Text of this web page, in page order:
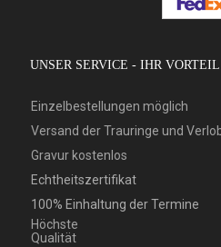
UNSER SERVICE - IHR VORTEIL
Einzelbestellungen möglich
Versand der Trauringe und
Gravur kostenlos
Echtheitszertifikat
100% Einhaltung der Termine
Höchste
Qualität